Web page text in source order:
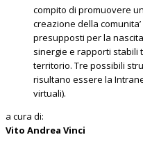
compito di promuovere
creazione della
presupposti per la
sinergie e rapporti stabili
territorio. Tre possibili
risultano essere la
virtuali).
a cura di:
Vito Andrea Vinci